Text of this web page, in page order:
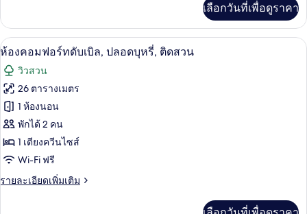
1
ห้อง
นอน,
ปลอด
บุหรี่,
วิว
สวน
หย่อม
เกี่ยว
กับ
ห้อง
สิ
กดับเบิล,
ห้อง
นอน,
ปลอด
บุหรี่,
วิว
หย่อม
เลือกวันที่เพื่อดูราคา
เปิด
ภาพถ่าย
ทั้งหมด
ของ
ห้อง
คอมฟอร์ท
ดับเบิล,
ปลอด
เครื่องนอนระดับพรีเมียม, ตู้นิรภัยในห้อ
9
ห้องคอมฟอร์ทดับเบิล, ปลอดบุหรี่, ติดสวน
วิวสวน
26 ตารางเมตร
1 ห้องนอน
พักได้ 2 คน
1 เตียงควีนไซส์
Wi-Fi ฟรี
รายละเอียดเพิ่มเติม
ราย